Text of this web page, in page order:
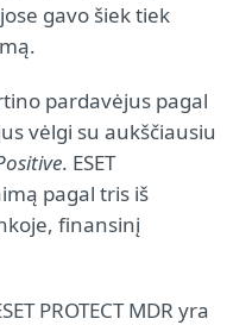
gavo šiek tiek
pardavėjus pagal
vėlgi su aukščiausiu
. ESET
pagal tris iš
finansinį
PROTECT MDR yra